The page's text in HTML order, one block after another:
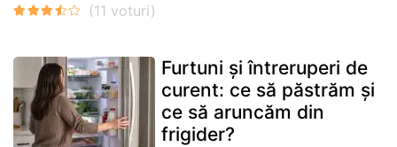
Furtuni și întreruperi de
curent: ce să păstrăm și
ce să aruncăm din
frigider?